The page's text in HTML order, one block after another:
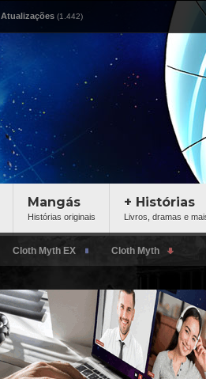
Atualizações
Mangás
Histórias originais
+ Histórias
Livros, dramas e